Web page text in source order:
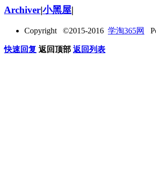
Archiver|小黑屋|
Copyright ©2015-2016 学淘365网
快速回复 返回顶部 返回列表